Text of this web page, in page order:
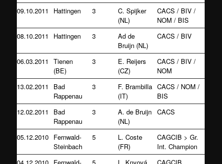
09.10.2011
Hattingen 3
C. Spijker
(NL)
CACS / BIV /
NOM / BIS
08.10.2011
Hattingen 3
Ad de
Bruijn (NL)
CACS / BIV
06.03.2011
Tienen
(BE)
3
E. Reijers
(CZ)
CACS / BIV /
NOM
13.02.2011
Bad
Rappenau
3
F. Brambilla
(IT)
CACS / NOM /
BIS
12.02.2011
Bad
Rappenau
3
A. de Bruijn
(NL)
CACS
05.12.2010 Fernwald-
Steinbach
5
L. Coste
(FR)
CAGCIB > Gr.
Int. Champion